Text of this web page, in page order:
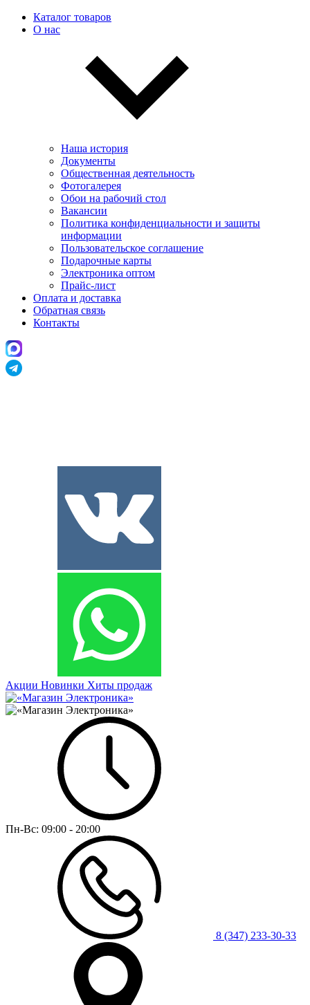
Каталог товаров
О нас
Наша история
Документы
Общественная деятельность
Фотогалерея
Обои на рабочий стол
Вакансии
Политика конфиденциальности и защиты
информации
Пользовательскоe соглашение
Подарочные карты
Электроника оптом
Прайс-лист
Оплата и доставка
Обратная связь
Контакты
Акции Новинки Хиты продаж
Пн-Вс: 09:00 - 20:00
8 (347) 233-30-33